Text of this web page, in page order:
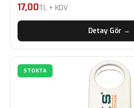
17,00TL + KDV
Detay Gör →
STOKTA